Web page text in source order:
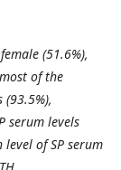
(51.6%),
of the
serum levels
of SP serum